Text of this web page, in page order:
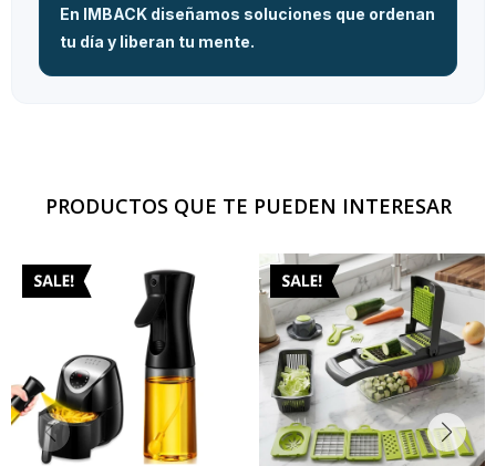
En IMBACK diseñamos soluciones que ordenan
tu día y liberan tu mente.
PRODUCTOS QUE TE PUEDEN INTERESAR